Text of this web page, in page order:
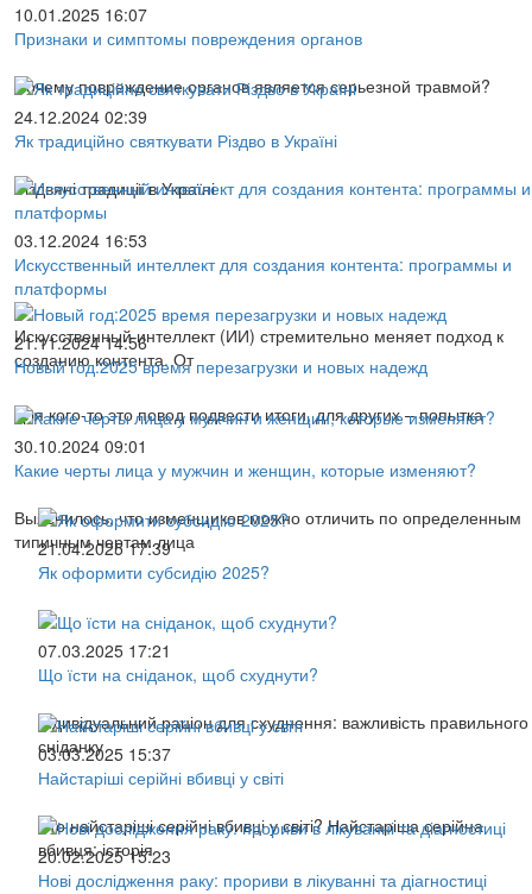
10.01.2025 16:07
Признаки и симптомы повреждения органов
Почему повреждение органов является серьезной травмой?
24.12.2024 02:39
Як традиційно святкувати Різдво в Україні
Різдвяні традиції в Україні
03.12.2024 16:53
Искусственный интеллект для создания контента: программы и
платформы
Искусственный интеллект (ИИ) стремительно меняет подход к
созданию контента. От
21.11.2024 14:56
Новый год:2025 время перезагрузки и новых надежд
Для кого-то это повод подвести итоги, для других – попытка
30.10.2024 09:01
Какие черты лица у мужчин и женщин, которые изменяют?
Выяснилось, что изменщиков можно отличить по определенным
типичным чертам лица
21.04.2025 17:39
Як оформити субсидію 2025?
07.03.2025 17:21
Що їсти на сніданок, щоб схуднути?
Індивідуальний раціон для схуднення: важливість правильного
сніданку
03.03.2025 15:37
Найстаріші серійні вбивці у світі
Хто найстаріші серійні вбивці у світі? Найстаріша серійна
вбивця: історія
20.02.2025 15:23
Нові дослідження раку: прориви в лікуванні та діагностиці